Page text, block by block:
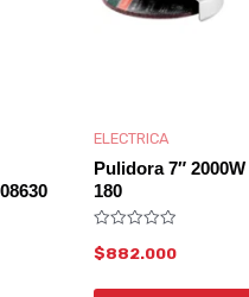
ELECTRICA
Pulidora 7″
180
con
$882.000